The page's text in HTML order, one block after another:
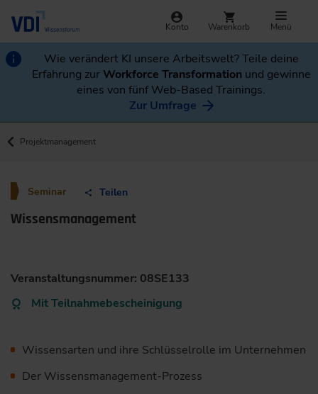
Konto Warenkorb Menü
Wie verändert KI unsere Arbeitswelt? Teile deine
Erfahrung zurWorkforce Transformation und gewinne
eines von fünf Web-Based Trainings.
Zur Umfrage
Projektmanagement
Seminar Teilen
Wissensmanagement
Veranstaltungsnummer: 08SE133
Mit Teilnahmebescheinigung
Wissensarten und ihre Schlüsselrolle im Unternehmen
Der Wissensmanagement-Prozess